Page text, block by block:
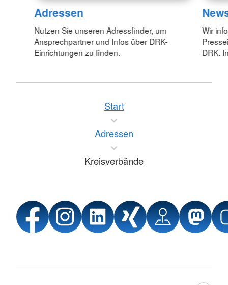
Adressen
Nutzen Sie unseren Adressfinder, um
Ansprechpartner und Infos über DRK-
Einrichtungen zu finden.
Wir
DRK.
Start
Adressen
Kreisverbände